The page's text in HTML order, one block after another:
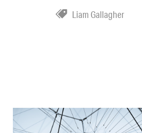
Liam Gallagher